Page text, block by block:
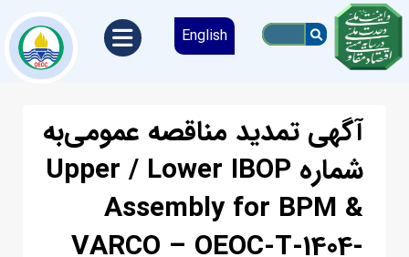
English
آﮔﻬﯽ تمدید مناقصه ﻋﻤﻮﻣﯽبه
شماره Upper / Lower IBOP
Assembly for BPM &
VARCO – OEOC-T-1404-